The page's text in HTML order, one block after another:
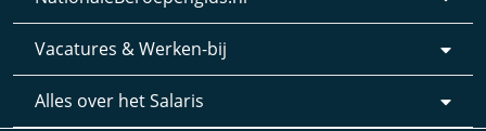
Vacatures & Werken-bij
Alles over het Salaris